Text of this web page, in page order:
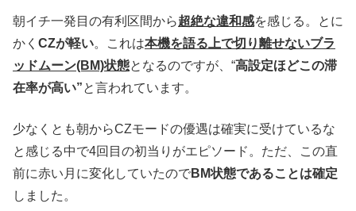
朝イチ一発目の有利区間から超絶な違和感を感じる。とに
かく CZが軽い。これは本機を語る上で切り離せないブラ
ッドムーン(BM)状態となるのですが、“高設定ほどこの滞
在率が高い”と言われています。
少なくとも朝からCZモードの優遇は確実に受けているな
と感じる中で4回目の初当りがエピソード。ただ、この直
前に赤い月に変化していたのでBM状態であることは確定
しました。